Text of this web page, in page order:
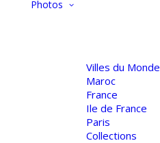
Photos
Villes du Monde
Maroc
France
Ile de France
Paris
Collections